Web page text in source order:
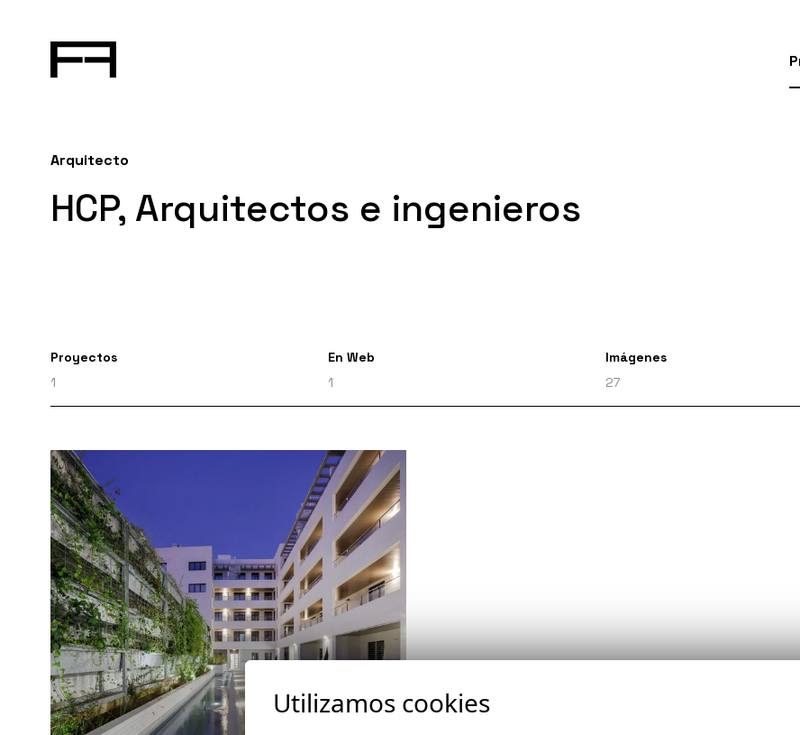
Arquitecto
HCP, Arquitectos e ingenieros
Proyectos
1
En Web
1
Imágenes
27
Utilizamos cookies